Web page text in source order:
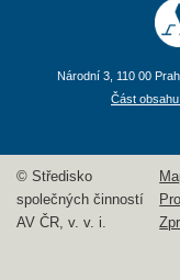
Národní 3, 110 00
Část
© Středisko
společných činností
AV ČR, v. v. i.